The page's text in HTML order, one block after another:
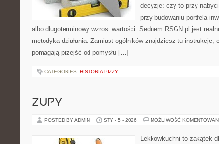
decyzje: czy to przy
przy budowaniu portfela
albo długoterminowy wzrost wartości. Sednem RSGN.pl jest
metodyką działania. Zamiast ogólników znajdziesz tu instrukcje,
pomagają przejść od pomysłu […]
CATEGORIES: HISTORIA PIZZY
ZUPY
POSTED BY ADMIN STY - 5 - 2026 MOŻLIWOŚĆ
Lekkowkuchni to zakątek